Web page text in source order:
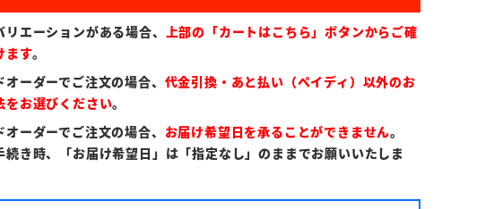
エーションがある場合、
上部の「カートはこちら」ボタンからご確
ます。
ーダーでご注文の場合、 代金引換・あと払い（ペイディ）以外のお
をお選びください。
ーダーでご注文の場合、 お届け希望日を承ることができません。
続き時、「お届け希望日」は「指定なし」のままでお願いいたしま